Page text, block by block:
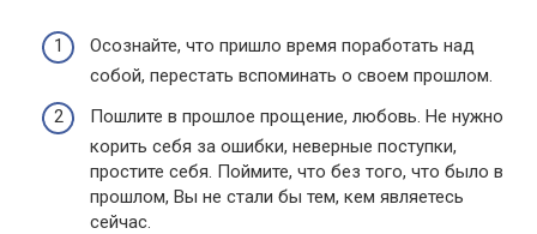
Осознайте, что пришло время поработать над
собой, перестать вспоминать о своем прошлом.
Пошлите в прошлое прощение, любовь. Не нужно
корить себя за ошибки, неверные поступки,
простите себя. Поймите, что без того, что было в
прошлом, Вы не стали бы тем, кем являетесь
сейчас.